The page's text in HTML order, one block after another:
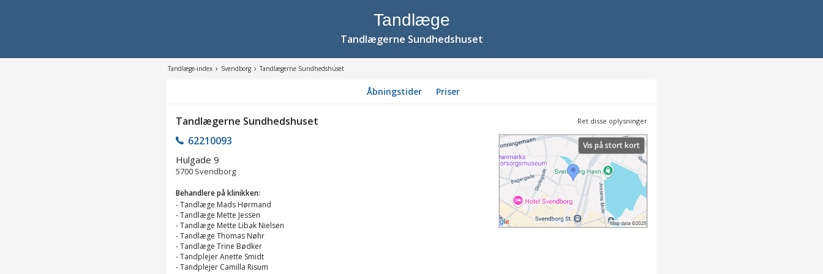
Tandlæge
Tandlægerne Sundhedshuset
Tandlæge-index Svendborg Tandlægerne Sundhedshuset
Åbningstider Priser
Tandlægerne Sundhedshuset
62210093
Hulgade 9
5700 Svendborg
Behandlere på klinikken:
-Tandlæge Mads Hørmand
-Tandlæge Mette Jessen
-Tandlæge Mette Libak Nielsen
-Tandlæge Thomas Nøhr
-Tandlæge Trine Bødker
-Tandplejer Anette Smidt
-Tandplejer Camilla Risum
Ret disse oplysninger
Vis på stort kort